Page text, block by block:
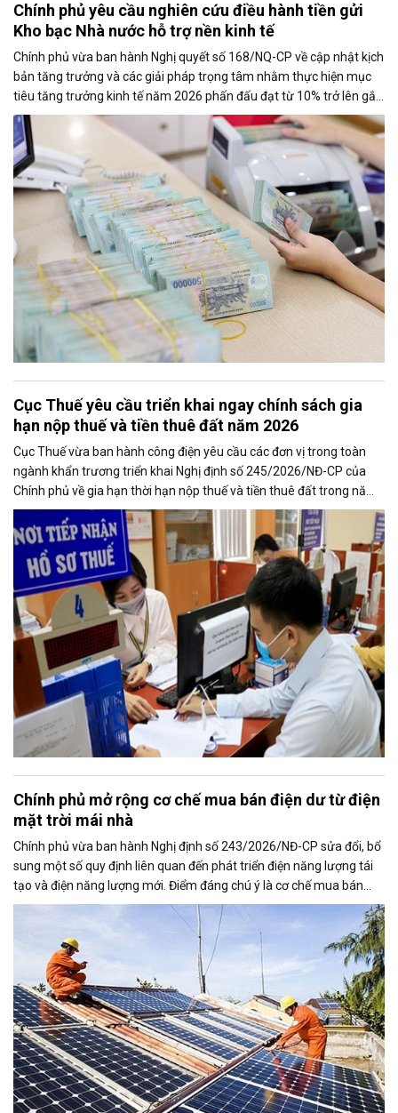
Chính phủ yêu cầu nghiên cứu điều hành tiền gửi
Kho bạc Nhà nước hỗ trợ nền kinh tế
Chính phủ vừa ban hành Nghị quyết số 168/NQ-CP về cập nhật kịch
bản tăng trưởng và các giải pháp trọng tâm nhằm thực hiện mục
tiêu tăng trưởng kinh tế năm 2026 phấn đấu đạt từ 10% trở lên gắn
với giữ vững ổn định kinh tế vĩ mô. Một trong những nhiệm vụ đáng
chú ý là nghiên cứu điều hành tiền gửi của Kho bạc Nhà nước tại
các ngân hàng thương mại để tăng nguồn vốn ngắn hạn cho nền
kinh tế.
Cục Thuế yêu cầu triển khai ngay chính sách gia
hạn nộp thuế và tiền thuê đất năm 2026
Cục Thuế vừa ban hành công điện yêu cầu các đơn vị trong toàn
ngành khẩn trương triển khai Nghị định số 245/2026/NĐ-CP của
Chính phủ về gia hạn thời hạn nộp thuế và tiền thuê đất trong năm
2026, nhằm bảo đảm chính sách nhanh chóng đi vào thực tiễn và
hỗ trợ kịp thời cho người nộp thuế.
Chính phủ mở rộng cơ chế mua bán điện dư từ điện
mặt trời mái nhà
Chính phủ vừa ban hành Nghị định số 243/2026/NĐ-CP sửa đổi, bổ
sung một số quy định liên quan đến phát triển điện năng lượng tái
tạo và điện năng lượng mới. Điểm đáng chú ý là cơ chế mua bán
điện dư từ các hệ thống điện mặt trời mái nhà được mở rộng, trong
đó nâng tỷ lệ sản lượng điện dư được phép giao dịch từ 20% lên tối
đa 50%, tạo thêm động lực cho người dân và doanh nghiệp đầu tư
vào nguồn điện sạch.